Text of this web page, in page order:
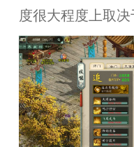
度很大程度上取决